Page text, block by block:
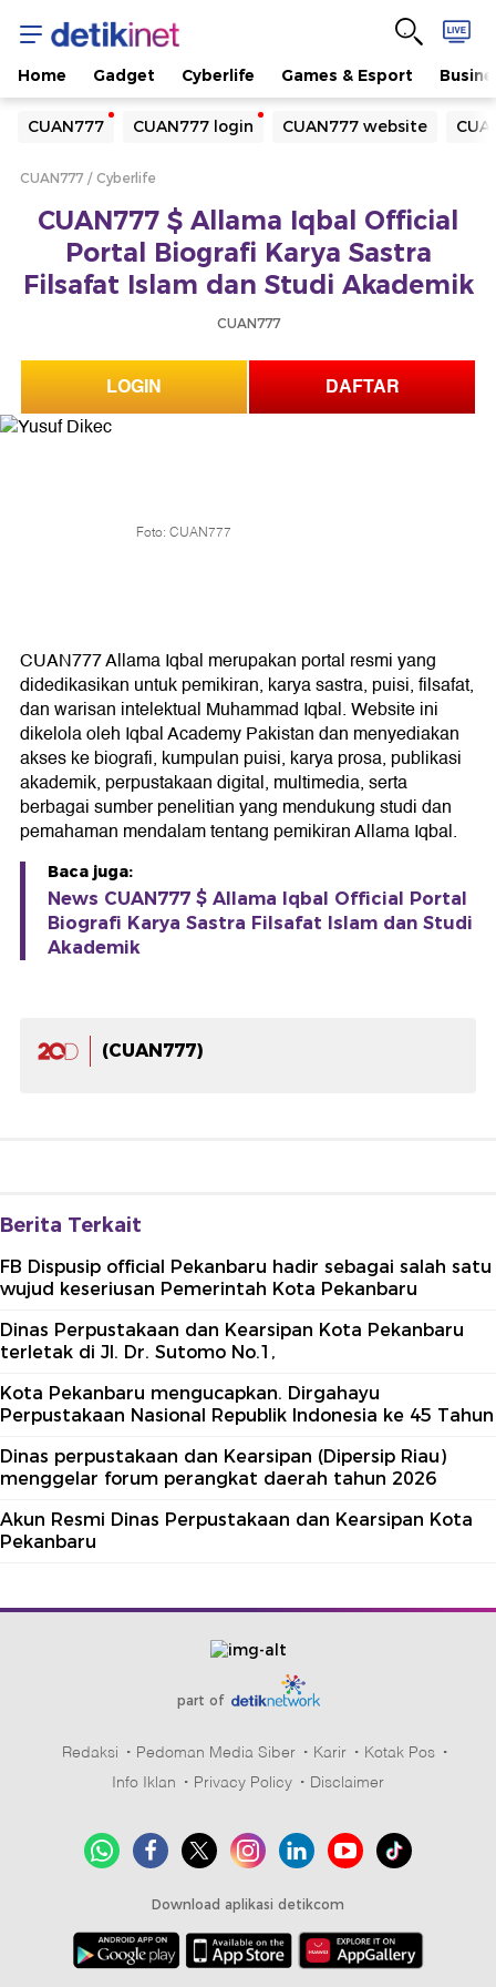
Home Gadget Cyberlife Games & Esport
CUAN777 CUAN777 login CUAN777 website
Yang sedang ramai dicari
Loading...
Loading...
CUAN777 Cyberlife
CUAN777 $ Allama Iqbal Official
Portal Biografi Karya Sastra
Filsafat Islam dan Studi Akademik
CUAN777
LOGIN DAFTAR
Foto: CUAN777
CUAN777 Allama Iqbal merupakan portal resmi yang
didedikasikan untuk pemikiran, karya sastra, puisi, filsafat,
dan warisan intelektual Muhammad Iqbal. Website ini
dikelola oleh Iqbal Academy Pakistan dan menyediakan
akses ke biografi, kumpulan puisi, karya prosa, publikasi
akademik, perpustakaan digital, multimedia, serta
berbagai sumber penelitian yang mendukung studi dan
pemahaman mendalam tentang pemikiran Allama Iqbal.
Baca juga:
News CUAN777 $ Allama Iqbal Official Portal
Biografi Karya Sastra Filsafat Islam dan Studi
Akademik
(CUAN777)
Berita Terkait
FB Dispusip official Pekanbaru hadir sebagai salah satu
wujud keseriusan Pemerintah Kota Pekanbaru
Dinas Perpustakaan dan Kearsipan Kota Pekanbaru
terletak di Jl. Dr. Sutomo No.1,
Kota Pekanbaru mengucapkan. Dirgahayu
Perpustakaan Nasional Republik Indonesia ke 45 Tahun
Dinas perpustakaan dan Kearsipan (Dipersip Riau)
menggelar forum perangkat daerah tahun 2026
Akun Resmi Dinas Perpustakaan dan Kearsipan Kota
Pekanbaru
part of
Redaksi Pedoman Media Siber Karir
Kotak Pos
Info Iklan
Privacy Policy Disclaimer
Download aplikasi detikcom